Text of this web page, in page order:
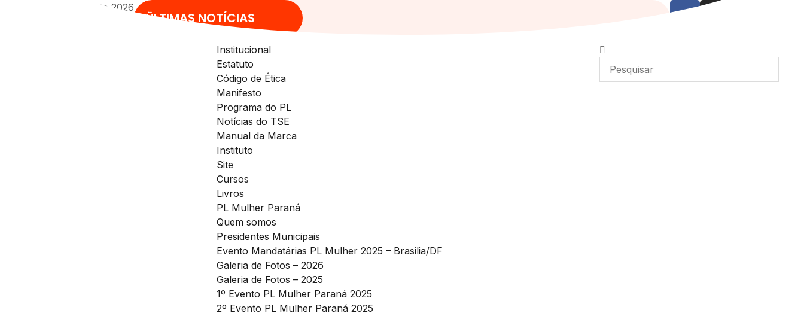
sáb, 8 agosto 2026
ÜLTIMAS NOTÍCIAS
Institucional
Estatuto
Código de Ética
Manifesto
Programa do PL
Notícias do TSE
Manual da Marca
Instituto
Site
Cursos
Livros
PL Mulher Paraná
Quem somos
Presidentes Municipais
Evento Mandatárias PL Mulher 2025 – Brasilia/DF
Galeria de Fotos – 2026
Galeria de Fotos – 2025
1º Evento PL Mulher Paraná 2025
2º Evento PL Mulher Paraná 2025